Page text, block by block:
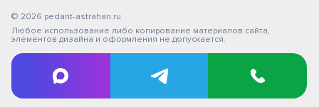
© 2026 pedant-astrahan.ru
Любое использование либо копирование материалов сайта,
элементов дизайна и оформления не допускается.